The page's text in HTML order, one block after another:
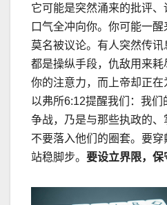
它可能是突然涌来的批评
口气全冲向你。你可能一醒
莫名被议论。有人突然传
都是操纵手段，仇敌用来耗
你的注意力，而上帝却正在
以弗所6:12提醒我们：我
争战，乃是与那些执政的、
不要落入他们的圈套。要穿
站稳脚步。 要设立界限，保